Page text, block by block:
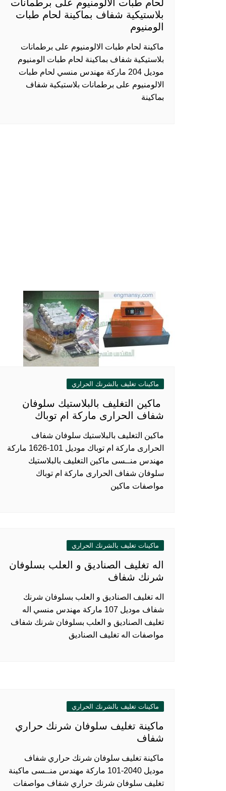
لحام طبات الالومنيوم على برطمانات
بلاستيكية شفاف بماكينة لحام طبات
الومنيوم
ماكينة لحام طبات الالومنيوم على برطمانات
بلاستيكية شفاف بماكينة لحام طبات الومنيوم
موديل 204 ماركة مهندس منسي لحام طبات
الالومنيوم على برطمانات بلاستيكية شفاف
بماكينة
ماكينات تغليف بالشرنك الحراري
ماكين التغليف بالبلاستيك سلوفان
شفاف الحرارى ماركة ام توباك
ماكين التغليف بالبلاستيك سلوفان شفاف
الحرارى ماركة ام توباك موديل 101-1626 ماركة
مهندس منــسى ماكين التغليف بالبلاستيك
سلوفان شفاف الحرارى ماركة ام توباك
مواصفات ماكين
ماكينات تغليف بالشرنك الحراري
اله تغليف الصناديق و العلب بسلوفان
شرنك شفاف
اله تغليف الصناديق و العلب بسلوفان شرنك
شفاف موديل 107 ماركة مهندس منسي اله
تغليف الصناديق و العلب بسلوفان شرنك شفاف
مواصفات اله تغليف الصناديق
ماكينات تغليف بالشرنك الحراري
ماكينة تغليف سلوفان شرنك حراري
شفاف
ماكينة تغليف سلوفان شرنك حراري شفاف
موديل 2040-101 ماركة مهندس منــسى ماكينة
تغليف سلوفان شرنك حراري شفاف مواصفات